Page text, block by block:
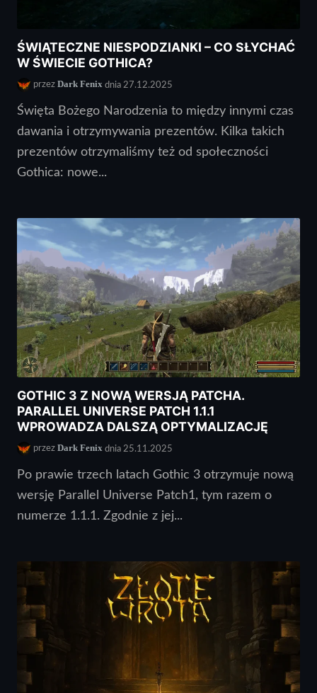
ŚWIĄTECZNE NIESPODZIANKI – CO SŁYCHAĆ
W ŚWIECIE GOTHICA?
przez Dark Fenix dnia 27.12.2025
Święta Bożego Narodzenia to między innymi czas
dawania i otrzymywania prezentów. Kilka takich
prezentów otrzymaliśmy też od społeczności
Gothica: nowe...
GOTHIC 3 Z NOWĄ WERSJĄ PATCHA.
PARALLEL UNIVERSE PATCH 1.1.1
WPROWADZA DALSZĄ OPTYMALIZACJĘ
przez Dark Fenix dnia 25.11.2025
Po prawie trzech latach Gothic 3 otrzymuje nową
wersję Parallel Universe Patch1, tym razem o
numerze 1.1.1. Zgodnie z jej...